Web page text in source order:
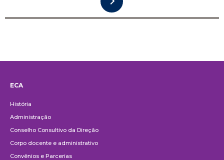
ECA
História
Administração
Conselho Consultivo da Direção
Corpo docente e administrativo
Convênios e Parcerias